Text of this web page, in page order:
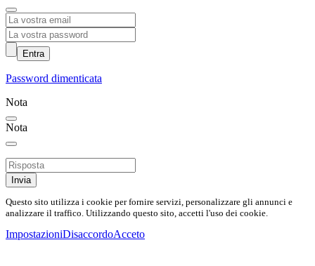
Entra
Password dimenticata
Nota
Nota
Invia
Questo sito utilizza i cookie per fornire servizi, personalizzare gli annunci e
analizzare il traffico. Utilizzando questo sito, accetti l'uso dei cookie.
ImpostazioniDisaccordoAcceto